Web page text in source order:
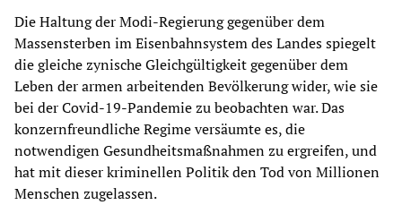
Die Haltung der Modi-Regierung gegenüber dem
Massensterben im Eisenbahnsystem des Landes spiegelt
die gleiche zynische Gleichgültigkeit gegenüber dem
Leben der armen arbeitenden Bevölkerung wider, wie sie
bei der Covid-19-Pandemie zu beobachten war. Das
konzernfreundliche Regime versäumte es, die
notwendigen Gesundheitsmaßnahmen zu ergreifen, und
hat mit dieser kriminellen Politik den Tod von Millionen
Menschen zugelassen.